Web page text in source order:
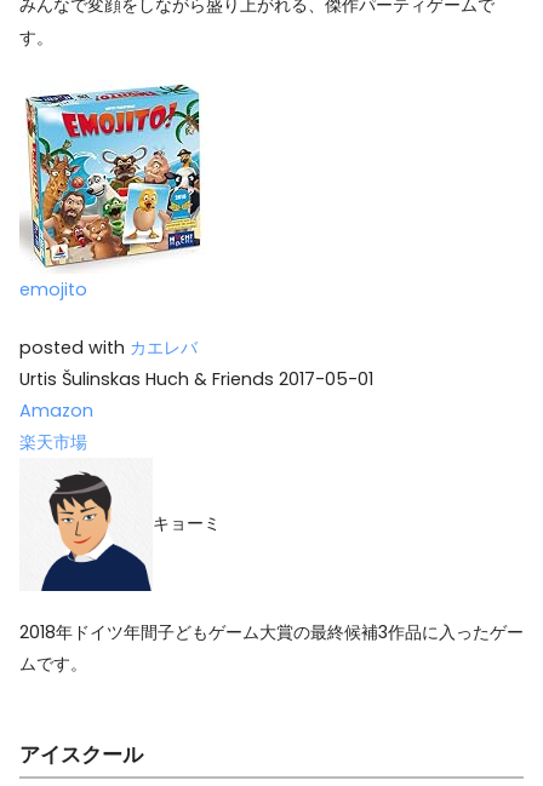
す。
emojito
posted with カエレバ
Urtis Šulinskas Huch & Friends 2017-05-01
Amazon
楽天市場
キョーミ
2018年ドイツ年間子どもゲーム大賞の最終候補3作品に入ったゲー
ムです。
アイスクール